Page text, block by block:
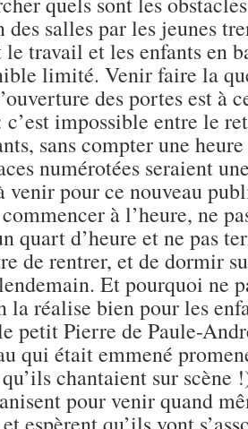
salles par les jeunes
travail et les enfants en
limité. Venir faire la
des portes est à
impossible entre le
sans compter une
numérotées seraient
venir pour ce nouveau
à l’heure, ne
quart d’heure et ne pas
de rentrer, et de dormir
Et pourquoi ne
la réalise bien pour les
petit Pierre de Paule-
qui était emmené
chantaient sur scène
pour venir quand